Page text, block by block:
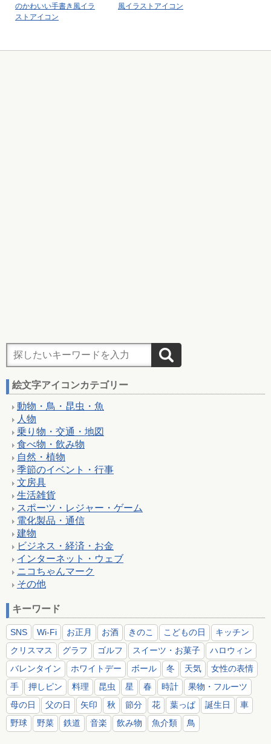
のかわいい手書き風イラ
ストアイコン
風イラストアイコン
絵文字アイコンカテゴリー
動物・鳥・昆虫・魚
人物
乗り物・交通・地図
食べ物・飲み物
自然・植物
季節のイベント・行事
文房具
生活雑貨
スポーツ・レジャー・ゲーム
電化製品・通信
建物
ビジネス・経済・お金
インターネット・ウェブ
ニコちゃんマーク
その他
キーワード
SNS Wi-Fi お正月 お酒 きのこ こどもの日
キッチン
クリスマス
グラフ ゴルフ スイーツ・お菓子
ハロウィン
バレンタイン
ホワイトデー ボール 冬 天気
女性の表情
手
押しピン 料理 昆虫 星 春 時計
果物・フルーツ
母の日
父の日 矢印 秋 節分 花 葉っぱ 誕生日
車
野球
野菜 鉄道 音楽 飲み物 魚介類 鳥